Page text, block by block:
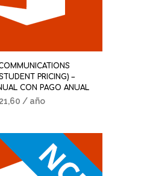
PRICING) –
CON PAGO ANUAL
21,60 / año